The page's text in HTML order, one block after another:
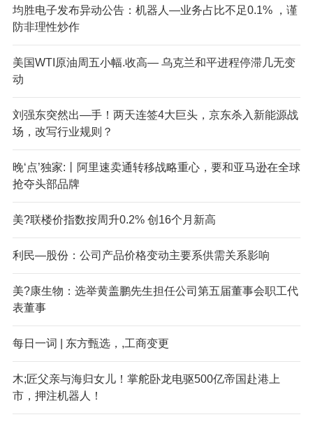
均胜电子发布异动公告：机器人—业务占比不足0.1% ，谨
防非理性炒作
美国WTI原油周五小幅.收高— 乌克兰和平进程停滞几无变
动
刘强东突然出—手！两天连签4大巨头，京东杀入新能源战
场，改写行业规则？
晚‘点’独家:丨阿里速卖通转移战略重心，要和亚马逊在全球
抢夺头部品牌
美?联楼价指数按周升0.2% 创16个月新高
利民—股份：公司产品价格变动主要系供需关系影响
美?康生物：选举黄盖鹏先生担任公司第五届董事会职工代
表董事
每日一词 | 东方甄选，,工商变更
木;匠父亲与海归女儿！掌舵卧龙电驱500亿帝国赴港上
市，押注机器人！